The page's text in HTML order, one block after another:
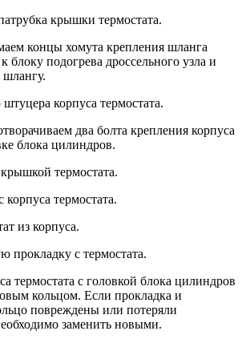
крышки термостата.
концы хомута крепления шланга
блоку подогрева дроссельного узла и
шлангу.
корпуса термостата.
два болта крепления корпуса
блока цилиндров.
термостата.
термостата.
из корпуса.
прокладку с термостата.
термостата с головкой блока цилиндров
кольцом. Если прокладка и
повреждены или потеряли
заменить новыми.